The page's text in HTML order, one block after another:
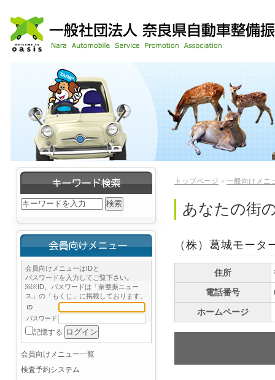
会員向けメニューはIDと
パスワードを入力してご覧下さい。
￼※ID、パスワードは「奈整振ニュー
ス」の「もくじ」に掲載しております。
ID
パスワード
記憶する
会員向けメニュー一覧
検査予約システム
トップページ » 一般向けメニ
あなたの街
（株）葛城モータ
住所
電話番号
ホームページ